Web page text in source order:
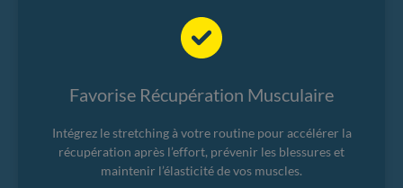
Favorise Récupération Musculaire
Intégrez le stretching à votre routine pour accélérer la
récupération après l’effort, prévenir les blessures et
maintenir l’élasticité de vos muscles.